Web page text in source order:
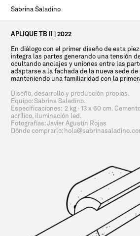
Sabrina Saladino
APLIQUE TB II | 2022
En diálogo con el primer diseño de esta
integra las partes generando una tensión
ocultando anclajes y uniones entre las
adaptarse a la fachada de la nueva sede de
manteniendo una familiaridad con la
Diseño, desarrollo y producción propias.
Equipo: Sabrina Saladino.
Especificaciones: 2 kg - 13 x 60 cm.
acrílico, iluminación led.
Fotografías: Javier Agustín Rojas
Dónde comprarlo: